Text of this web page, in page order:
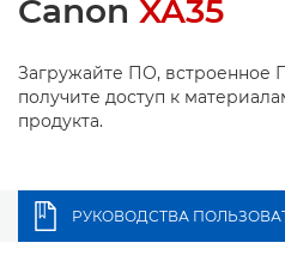
Canon XA35
Загружайте ПО, встроенное
получите доступ к
продукта.
РУКОВОДСТВА